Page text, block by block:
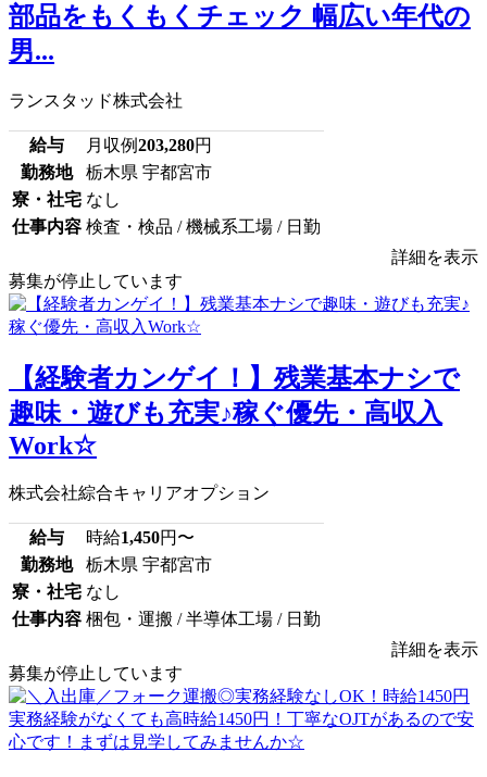
部品をもくもくチェック 幅広い年代の
男...
ランスタッド株式会社
給与 月収例203,280円
勤務地
栃木県 宇都宮市
寮・社宅 なし
仕事内容 検査・検品 / 機械系工場 / 日勤
詳細を表示
募集が停止しています
【経験者カンゲイ！】残業基本ナシで
趣味・遊びも充実♪稼ぐ優先・高収入
Work☆
株式会社綜合キャリアオプション
給与 時給1,450円〜
勤務地
栃木県 宇都宮市
寮・社宅 なし
仕事内容 梱包・運搬 / 半導体工場 / 日勤
詳細を表示
募集が停止しています